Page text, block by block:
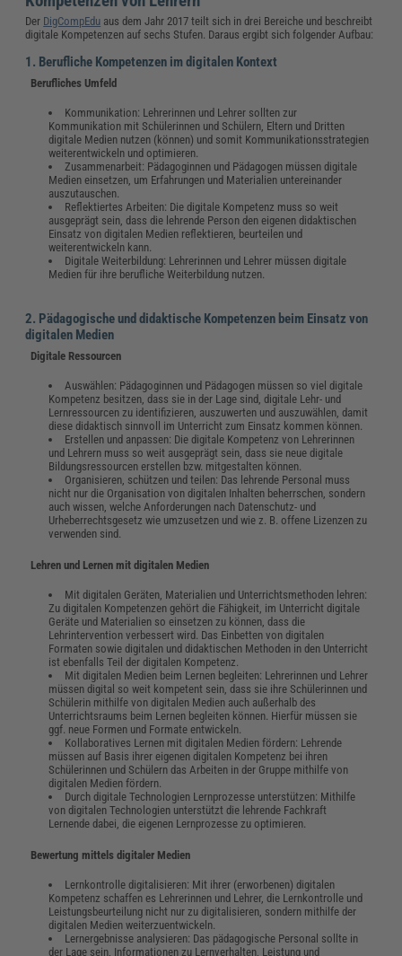
Der DigCompEdu aus dem Jahr 2017 teilt sich in drei Bereiche und beschreibt
digitale Kompetenzen auf sechs Stufen. Daraus ergibt sich folgender Aufbau:
1. Berufliche Kompetenzen im digitalen Kontext
Berufliches Umfeld
Kommunikation: Lehrerinnen und Lehrer sollten zur
Kommunikation mit Schülerinnen und Schülern, Eltern und Dritten
digitale Medien nutzen (können) und somit Kommunikationsstrategien
weiterentwickeln und optimieren.
Zusammenarbeit: Pädagoginnen und Pädagogen müssen digitale
Medien einsetzen, um Erfahrungen und Materialien untereinander
auszutauschen.
Reflektiertes Arbeiten: Die digitale Kompetenz muss so weit
ausgeprägt sein, dass die lehrende Person den eigenen didaktischen
Einsatz von digitalen Medien reflektieren, beurteilen und
weiterentwickeln kann.
Digitale Weiterbildung: Lehrerinnen und Lehrer müssen digitale
Medien für ihre berufliche Weiterbildung nutzen.
2. Pädagogische und didaktische Kompetenzen beim Einsatz von
digitalen Medien
Digitale Ressourcen
Auswählen: Pädagoginnen und Pädagogen müssen so viel digitale
Kompetenz besitzen, dass sie in der Lage sind, digitale Lehr- und
Lernressourcen zu identifizieren, auszuwerten und auszuwählen, damit
diese didaktisch sinnvoll im Unterricht zum Einsatz kommen können.
Erstellen und anpassen: Die digitale Kompetenz von Lehrerinnen
und Lehrern muss so weit ausgeprägt sein, dass sie neue digitale
Bildungsressourcen erstellen bzw. mitgestalten können.
Organisieren, schützen und teilen: Das lehrende Personal muss
nicht nur die Organisation von digitalen Inhalten beherrschen, sondern
auch wissen, welche Anforderungen nach Datenschutz- und
Urheberrechtsgesetz wie umzusetzen und wie z. B. offene Lizenzen zu
verwenden sind.
Lehren und Lernen mit digitalen Medien
Mit digitalen Geräten, Materialien und Unterrichtsmethoden lehren:
Zu digitalen Kompetenzen gehört die Fähigkeit, im Unterricht digitale
Geräte und Materialien so einsetzen zu können, dass die
Lehrintervention verbessert wird. Das Einbetten von digitalen
Formaten sowie digitalen und didaktischen Methoden in den Unterricht
ist ebenfalls Teil der digitalen Kompetenz.
Mit digitalen Medien beim Lernen begleiten: Lehrerinnen und Lehrer
müssen digital so weit kompetent sein, dass sie ihre Schülerinnen und
Schülerin mithilfe von digitalen Medien auch außerhalb des
Unterrichtsraums beim Lernen begleiten können. Hierfür müssen sie
ggf. neue Formen und Formate entwickeln.
Kollaboratives Lernen mit digitalen Medien fördern: Lehrende
müssen auf Basis ihrer eigenen digitalen Kompetenz bei ihren
Schülerinnen und Schülern das Arbeiten in der Gruppe mithilfe von
digitalen Medien fördern.
Durch digitale Technologien Lernprozesse unterstützen: Mithilfe
von digitalen Technologien unterstützt die lehrende Fachkraft
Lernende dabei, die eigenen Lernprozesse zu optimieren.
Bewertung mittels digitaler Medien
Lernkontrolle digitalisieren: Mit ihrer (erworbenen) digitalen
Kompetenz schaffen es Lehrerinnen und Lehrer, die Lernkontrolle und
Leistungsbeurteilung nicht nur zu digitalisieren, sondern mithilfe der
digitalen Medien weiterzuentwickeln.
Lernergebnisse analysieren: Das pädagogische Personal sollte in
der Lage sein, Informationen zu Lernverhalten, Leistung und